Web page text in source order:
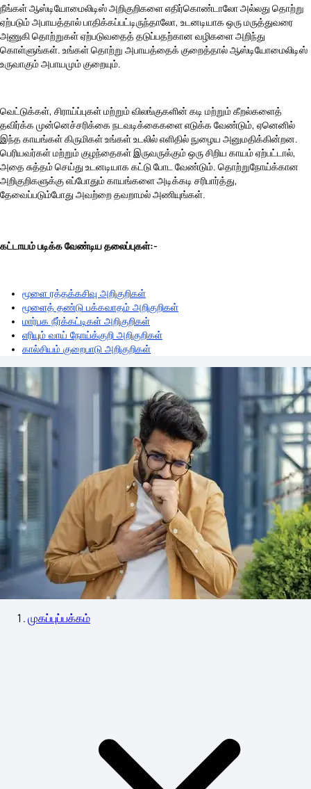
நீங்கள் ஆஸ்டியோமைலிடிஸ் அறிகுறிகளை எதிர்கொண்டாலோ அல்லது தொற்று
ஏற்படும் அபாயத்தால் பாதிக்கப்பட்டிருந்தாலோ, உடனடியாக ஒரு மருத்துவரை
அணுகி தொற்றுகள் ஏற்படுவதைத் தடுப்பதற்கான வழிகளை அறிந்து
கொள்ளுங்கள். உங்கள் தொற்று அபாயத்தைக் குறைத்தால் ஆஸ்டியோமைலிடிஸ்
உருவாகும் அபாயமும் குறையும்.
வெட்டுக்கள், சிராய்ப்புகள் மற்றும் விலங்குகளின் கடி மற்றும் கீறல்களைத்
தவிர்க்க முன்னெச்சரிக்கை நடவடிக்கைகளை எடுக்க வேண்டும், ஏனெனில்
இந்த காயங்கள் கிருமிகள் உங்கள் உடலில் எளிதில் நுழைய அனுமதிக்கின்றன.
பெரியவர்கள் மற்றும் குழந்தைகள் இருவருக்கும் ஒரு சிறிய காயம் ஏற்பட்டால்,
அதை சுத்தம் செய்து உடனடியாக கட்டு போட வேண்டும். தொற்றுநோய்க்கான
அறிகுறிகளுக்கு எப்போதும் காயங்களை அடிக்கடி சரிபார்த்து,
தேவைப்படும்போது அவற்றை தவறாமல் அணியுங்கள்.
கட்டாயம் படிக்க வேண்டிய தலைப்புகள்:-
மூளை ரத்தக்கசிவு அறிகுறிகள்
மூளைத் தண்டு பக்கவாதம் அறிகுறிகள்
மார்பக நீர்க்கட்டிகள் அறிகுறிகள்
எரியும் வாய் நோய்க்குறி அறிகுறிகள்
கால்சியம் குறைபாடு அறிகுறிகள்
முகப்புப்பக்கம்